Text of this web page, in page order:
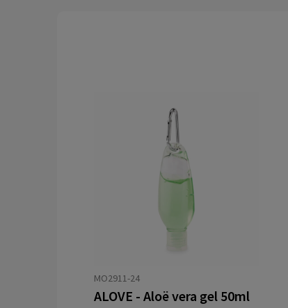
MO2911-24
ALOVE - Aloë vera gel 50ml